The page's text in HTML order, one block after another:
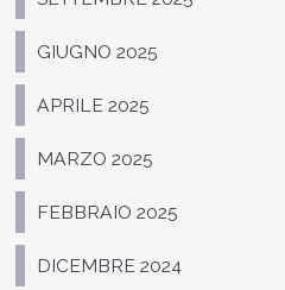
GIUGNO 2025
APRILE 2025
MARZO 2025
FEBBRAIO 2025
DICEMBRE 2024